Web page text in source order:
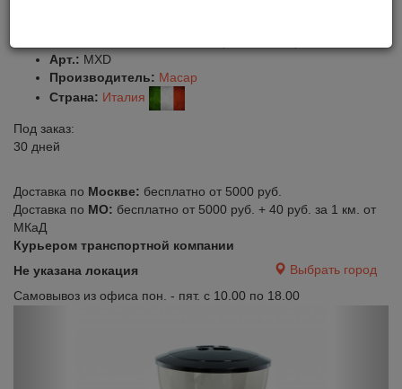
Арт.: MXD
Производитель: Macap
Страна: Италия
Под заказ:
30 дней
Доставка по Москве: бесплатно от 5000 руб.
Доставка по МО: бесплатно от 5000 руб. + 40 руб. за 1 км. от
МКаД
Курьером транспортной компании
Не указана локация
Выбрать город
Самовывоз из офиса пон. - пят. с 10.00 по 18.00